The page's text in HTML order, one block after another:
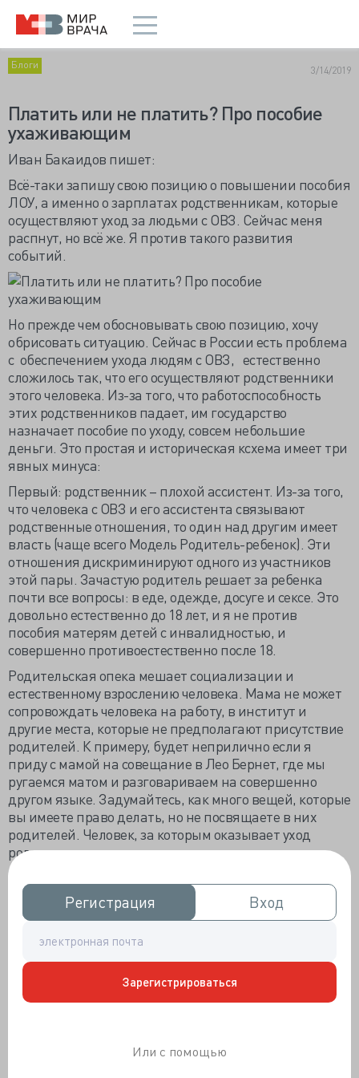
Регистрация
Регистрация Вход
Вход
Зарегистрироваться
Или с помощью
Блоги 3/14/2019
Платить или не платить? Про пособие
ухаживающим
Иван Бакаидов пишет:
Всё-таки запишу свою позицию о повышении пособия
ЛОУ, а именно о зарплатах родственникам, которые
осуществляют уход за людьми с ОВЗ. Сейчас меня
распнут, но всё же. Я против такого развития
событий.
Но прежде чем обосновывать свою позицию, хочу
обрисовать ситуацию. Сейчас в России есть проблема
с обеспечением ухода людям с ОВЗ, естественно
сложилось так, что его осуществляют родственники
этого человека. Из-за того, что работоспособность
этих родственников падает, им государство
назначает пособие по уходу, совсем небольшие
деньги. Это простая и историческая ксхема имеет три
явных минуса:
Первый: родственник – плохой ассистент. Из-за того,
что человека с ОВЗ и его ассистента связывают
родственные отношения, то один над другим имеет
власть (чаще всего Модель Родитель-ребенок). Эти
отношения дискриминируют одного из участников
этой пары. Зачастую родитель решает за ребенка
почти все вопросы: в еде, одежде, досуге и сексе. Это
довольно естественно до 18 лет, и я не против
пособия матерям детей с инвалидностью, и
совершенно противоестественно после 18.
Родительская опека мешает социализации и
естественному взрослению человека. Мама не может
сопровождать человека на работу, в институт и
другие места, которые не предполагают присутствие
родителей. К примеру, будет неприлично если я
приду с мамой на совещание в Лео Бернет, где мы
ругаемся матом и разговариваем на совершенно
другом языке. Задумайтесь, как много вещей, которые
вы имеете право делать, но не посвящаете в них
родителей. Человек, за которым оказывает уход
родитель, не может иметь личную жизнь во всех
смыслах. Кроме тех редких исключений, когда
родитель высоконравственен.
Отсюда вытекает второй минус – “Я буду жить вечно”.
осуществляют уход. Причина этому совершенно
простая. После их смерти, их сорокалетний ребенок,
совершенно не готовый к жизни (естественно, за него
же всё решали), остается либо на попечение братьев/
лучшем случае ГУЛАГ, а в среднем по стране Дахал